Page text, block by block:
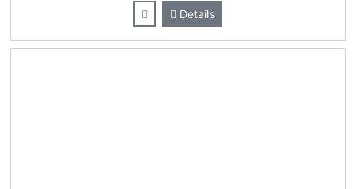
Details